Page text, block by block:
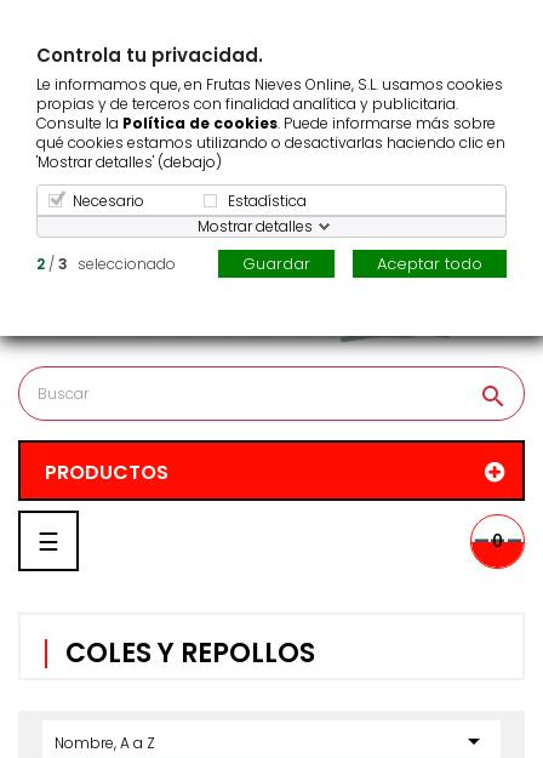
Pedido mínimo
Atención al cliente986 123 939
search
0
PRODUCTOS
Navegación
palanca
☰
COLES Y REPOLLOS
Nombre, A a Z 
Controla tu privacidad.
Le informamos que, en Frutas Nieves Online, S.L. usamos cookies
propias y de terceros con finalidad analítica y publicitaria.
Consulte la Política de cookies. Puede informarse más sobre
qué cookies estamos utilizando o desactivarlas haciendo clic en
'Mostrar detalles' (debajo)
Necesario
Estadística
Mostrar detalles
2 /3 seleccionado Aceptar todo
Guardar